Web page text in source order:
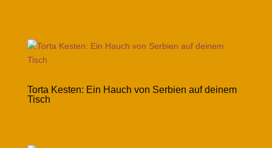
Torta Kesten: Ein Hauch von Serbien auf deinem
Tisch